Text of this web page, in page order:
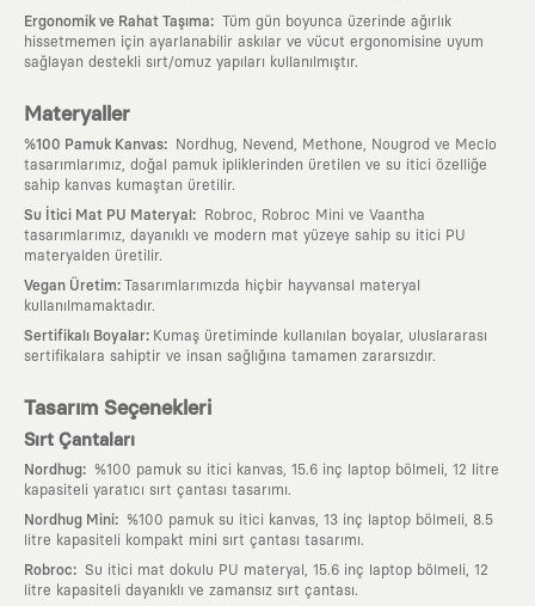
Ergonomik ve Rahat Taşıma: Tüm gün boyunca üzerinde ağırlık
hissetmemen için ayarlanabilir askılar ve vücut ergonomisine uyum
sağlayan destekli sırt/omuz yapıları kullanılmıştır.
Materyaller
%100 Pamuk Kanvas:
Nordhug, Nevend, Methone, Nougrod ve Meclo
tasarımlarımız, doğal pamuk ipliklerinden üretilen ve su itici özelliğe
sahip kanvas kumaştan üretilir.
Su İtici Mat PU Materyal :
Robroc, Robroc Mini ve Vaantha
tasarımlarımız, dayanıklı ve modern mat yüzeye sahip su itici PU
materyalden üretilir.
Vegan Üretim: Tasarımlarımızda hiçbir hayvansal materyal
kullanılmamaktadır.
Sertifikalı Boyalar: Kumaş üretiminde kullanılan boyalar, uluslararası
sertifikalara sahiptir ve insan sağlığına tamamen zararsızdır.
Tasarım Seçenekleri
Sırt Çantaları
Nordhug:
%100 pamuk su itici kanvas, 15.6 inç laptop bölmeli, 12 litre
kapasiteli yaratıcı sırt çantası tasarımı.
Nordhug Mini:
%100 pamuk su itici kanvas, 13 inç laptop bölmeli, 8.5
litre kapasiteli kompakt mini sırt çantası tasarımı.
Robroc: Su itici mat dokulu PU materyal, 15.6 inç laptop bölmeli, 12
litre kapasiteli dayanıklı ve zamansız sırt çantası.